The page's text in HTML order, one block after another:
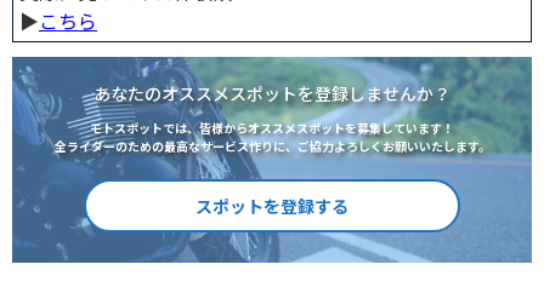
▶︎こちら
あなたのオススメスポットを登録しませんか？
モトスポットでは、皆様からオススメスポットを募集しています！
全ライダーのための最高なサービス作りに、ご協力よろしくお願いいたします。
スポットを登録する